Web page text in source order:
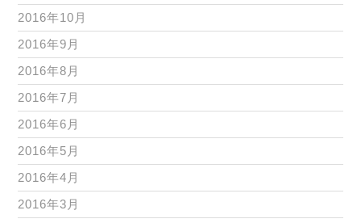
2016年10月
2016年9月
2016年8月
2016年7月
2016年6月
2016年5月
2016年4月
2016年3月